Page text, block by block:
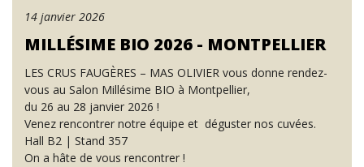
14 janvier 2026
MILLÉSIME BIO 2026 - MONTPELLIER
LES CRUS FAUGÈRES – MAS OLIVIER vous donne rendez-
vous au Salon Millésime BIO à Montpellier,
du 26 au 28 janvier 2026 !
Venez rencontrer notre équipe et déguster nos cuvées.
Hall B2 | Stand 357
On a hâte de vous rencontrer !